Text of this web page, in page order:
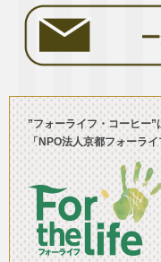
”フォーライフ・コーヒー”
「NPO法人京都フォーラ